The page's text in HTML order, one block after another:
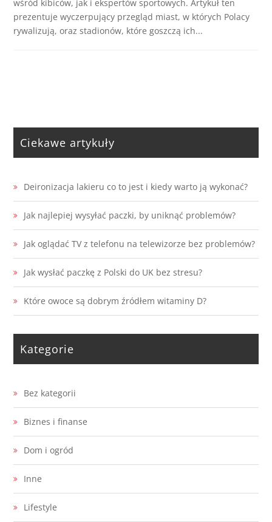
wśród kibiców, jak i ekspertów sportowych. Artykuł ten
prezentuje wyczerpujący przegląd miast, w których Polacy
rywalizują, oraz stadionów, które goszczą ich...
Ciekawe artykuły
Deironizacja lakieru co to jest i kiedy warto ją wykonać?
Jak najlepiej wysyłać paczki, by uniknąć problemów?
Jak oglądać TV z telefonu na telewizorze bez problemów?
Jak wysłać paczkę z Polski do UK bez stresu?
Które owoce są dobrym źródłem witaminy D?
Kategorie
Bez kategorii
Biznes i finanse
Dom i ogród
Inne
Lifestyle